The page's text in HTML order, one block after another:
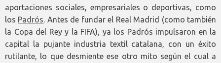
aportaciones sociales, empresariales o deportivas, como
los Padrós . Antes de fundar el Real Madrid (como también
la Copa del Rey y la FIFA), ya los Padrós impulsaron en la
capital la pujante industria textil catalana, con un éxito
rutilante, lo que desmiente ese otro mito según el cual a